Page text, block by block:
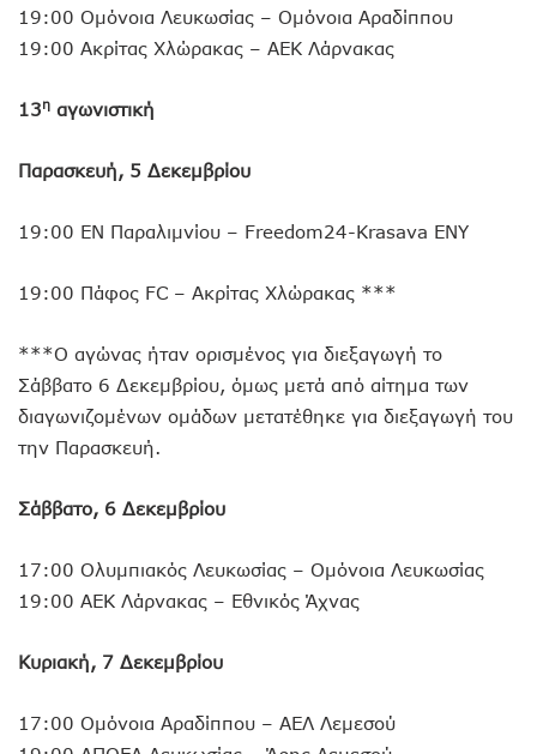
19:00 Ομόνοια Λευκωσίας – Ομόνοια Αραδίππου
19:00 Ακρίτας Χλώρακας – ΑΕΚ Λάρνακας
13η αγωνιστική
Παρασκευή, 5 Δεκεμβρίου
19:00 ΕΝ Παραλιμνίου – Freedom24-Krasava ΕΝΥ
19:00 Πάφος FC – Ακρίτας Χλώρακας ***
***Ο αγώνας ήταν ορισμένος για διεξαγωγή το
Σάββατο 6 Δεκεμβρίου, όμως μετά από αίτημα των
διαγωνιζομένων ομάδων μετατέθηκε για διεξαγωγή του
την Παρασκευή.
Σάββατο, 6 Δεκεμβρίου
17:00 Ολυμπιακός Λευκωσίας – Ομόνοια Λευκωσίας
19:00 ΑΕΚ Λάρνακας – Εθνικός Άχνας
Κυριακή, 7 Δεκεμβρίου
17:00 Ομόνοια Αραδίππου – ΑΕΛ Λεμεσού